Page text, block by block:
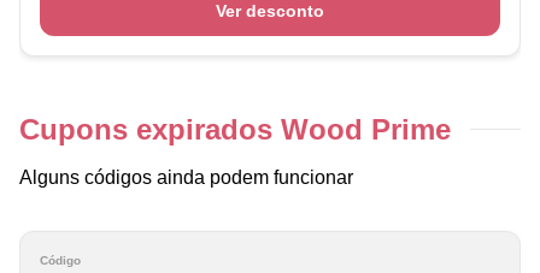
Ver desconto
Cupons expirados Wood Prime
Alguns códigos ainda podem funcionar
Código